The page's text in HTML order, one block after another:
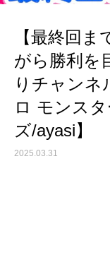
【最終回
がら勝利を
りチャン
ロ モンス
ズ/ayasi】
2025.03.31